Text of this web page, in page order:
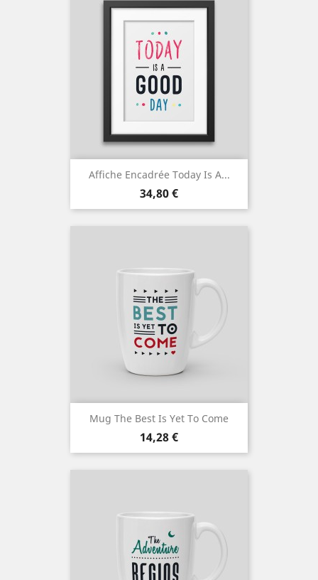
Affiche Encadrée Today Is A...
Prix
34,80 €
Mug The Best Is Yet To Come
Prix
14,28 €